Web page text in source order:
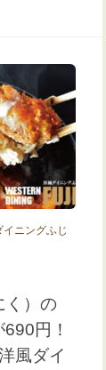
イニングふじ
く）の
円！
風ダイ